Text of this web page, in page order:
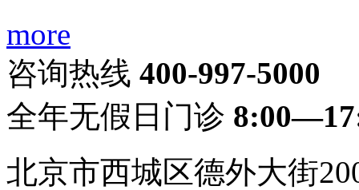
more
咨询热线 400-997-5000
全年无假日门诊
北京市西城区德外大街